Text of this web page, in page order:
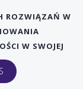
ROZWIĄZAŃ W
W SWOJEJ